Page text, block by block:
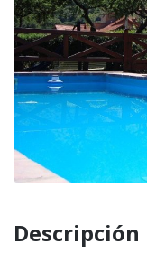
Descripción